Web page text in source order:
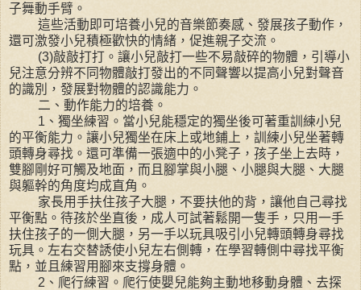
子舞動手臂。
這些活動即可培養小兒的音樂節奏感、發展孩子動作，
還可激發小兒積極歡快的情緒，促進親子交流。
(3)敲敲打打。讓小兒敲打一些不易敲碎的物體，引導小
兒注意分辨不同物體敲打發出的不同聲響以提高小兒對聲音
的識別，發展對物體的認識能力。
二、動作能力的培養。
1、獨坐練習。當小兒能穩定的獨坐後可著重訓練小兒
的平衡能力。讓小兒獨坐在床上或地鋪上，訓練小兒坐著轉
頭轉身尋找。還可準備一張適中的小凳子，孩子坐上去時，
雙腳剛好可觸及地面，而且腳掌與小腿、小腿與大腿、大腿
與軀幹的角度均成直角。
家長用手扶住孩子大腿，不要扶他的背，讓他自己尋找
平衡點。待孩於坐直後，成人可試著鬆開一隻手，只用一手
扶住孩子的一側大腿，另一手以玩具吸引小兒轉頭轉身尋找
玩具。左右交替誘使小兒左右側轉，在學習轉側中尋找平衡
點，並且練習用腳來支撐身體。
2、爬行練習。爬行使嬰兒能夠主動地移動身體、去探